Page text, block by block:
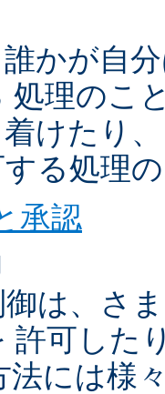
かが自
処理のこ
けたり
る処理
承認
は、さ
許可した
法には様